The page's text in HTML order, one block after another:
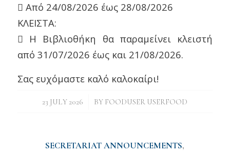
 Από 24/08/2026 έως 28/08/2026
ΚΛΕΙΣΤΑ:
 Η Βιβλιοθήκη θα παραμείνει κλειστή
από 31/07/2026 έως και 21/08/2026.
Σας ευχόμαστε καλό καλοκαίρι!
23 JULY 2026
/ BY FOODUSER USERFOOD
SECRETARIAT ANNOUNCEMENTS,